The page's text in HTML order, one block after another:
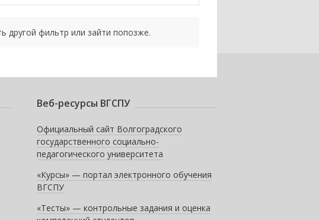
другой фильтр или зайти попозже.
Веб-ресурсы ВГСПУ
Официальный сайт Волгоградского
государственного социально-
педагогического университета
«Курсы» — портал электронного обучения
ВГСПУ
«Тесты» — контрольные задания и оценка